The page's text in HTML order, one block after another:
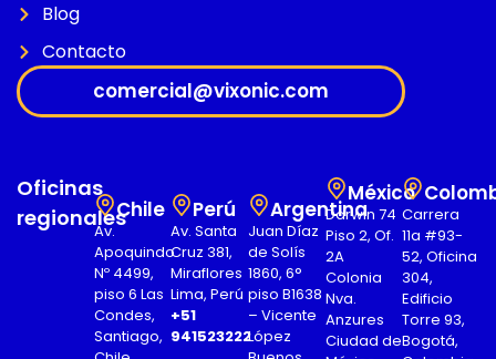
Blog
Contacto
comercial@vixonic.com
Oficinas
regionalesChile
Av.
Apoquindo
Nº 4499,
piso 6 Las
Condes,
Santiago,
Perú
Av. Santa
Cruz 381,
Miraflores
Lima, Perú
+51
941523222
Argentina
Juan Díaz
de Solís
1860, 6°
piso B1638
– Vicente
López
México
Darwin 74
Piso 2, Of.
2A
Colonia
Nva.
Anzures
Ciudad de
Carrera
11a #93-
52, Oficina
304,
Edificio
Torre 93,
Bogotá,